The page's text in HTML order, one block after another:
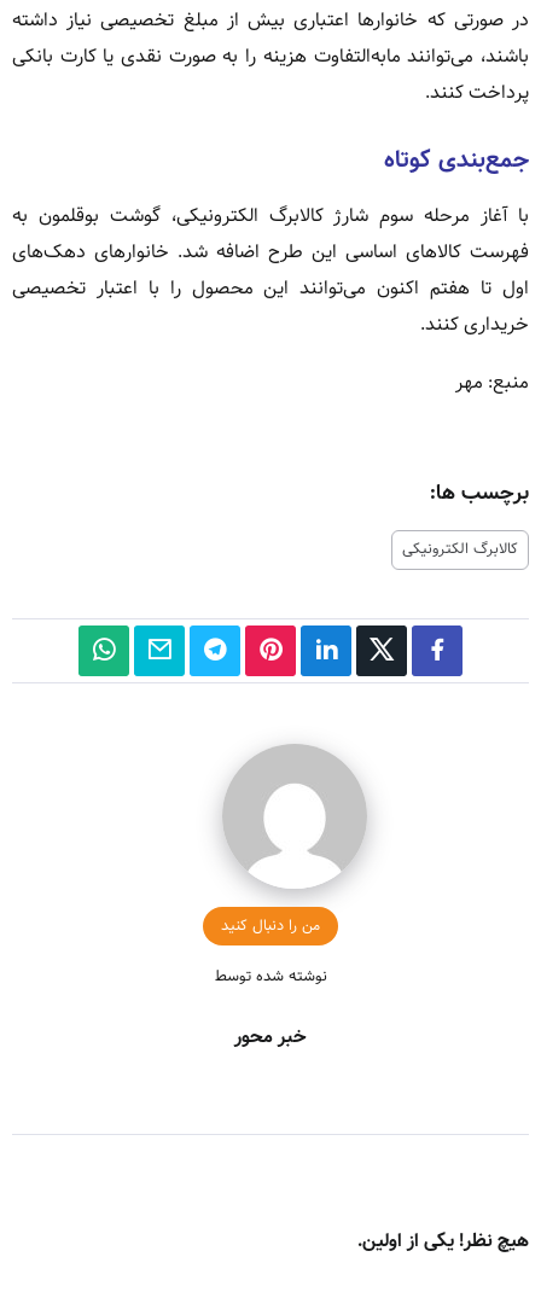
در صورتی که خانوارها اعتباری بیش از مبلغ تخصیصی نیاز داشته
باشند، می‌توانند مابه‌التفاوت هزینه را به صورت نقدی یا کارت بانکی
پرداخت کنند.
جمع‌بندی کوتاه
با آغاز مرحله سوم شارژ کالابرگ الکترونیکی، گوشت بوقلمون به
فهرست کالاهای اساسی این طرح اضافه شد. خانوارهای دهک‌های
اول تا هفتم اکنون می‌توانند این محصول را با اعتبار تخصیصی
خریداری کنند.
منبع: مهر
برچسب ها:
کالابرگ الکترونیکی
من را دنبال کنید
نوشته شده توسط
خبر محور
هیچ نظر! یکی از اولین.